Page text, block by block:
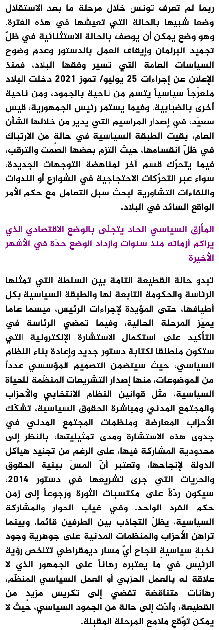
ربما لم تعرف تونس خلال مرحلة ما بعد الاستقلال
وضعا شبيها بالحالة التي تعيشها في هذه الفترة.
وهو وضع يمكن أن يوصف بالحالة الاستثنائية في ظلّ
تجميد البرلمان وإيقاف العمل بالدستور وعدم وضوح
السياسات العامة التي تسير وفقها البلاد، فمنذ
الإعلان عن إجراءات 25 يوليو/ تموز 2021 دخلت البلاد
منعرَجاً سياسياً يتسم من ناحية بالجمود، ومن ناحية
أخرى بالضبابية. وفيما يستمر رئيس الجمهورية، قيس
سعيّد، في إصدار المراسيم التي يدير من خلالها الشأن
العام، بقيت الطبقة السياسية في حالةٍ من الارتباك
في ظلّ انقسامها، حيث التزم بعضها الصمت والترقب،
فيما يتحرّك قسم آخر لمناهضة التوجهات الجديدة،
سواء عبر التحرّكات الاحتجاجية في الشوارع أو الندوات
واللقاءات التشاورية لبحث سبل التعامل مع حكم الأمر
الواقع السائد في البلاد.
المأزق السياسي الحاد يتجلّى بالوضع الاقتصادي الذي
يراكم أزماته منذ سنوات وازداد الوضع حدّة في الأشهر
الأخيرة
تبدو حالة القطيعة التامة بين السلطة التي تمثلها
الرئاسة والحكومة التابعة لها والطبقة السياسية بكل
أطيافها، حتى المؤيدة لإجراءات الرئيس، ميسما عاما
يميّز المرحلة الحالية، وفيما تمضي الرئاسة في
التأكيد على استكمال الاستشارة الإلكترونية التي
ستكون منطلقا لكتابة دستور جديد وإعادة بناء النظام
السياسي، حيث سيتضمن التصميم المؤسسي عدداً
من الموضوعات، منها إصدار التشريعات المنظّمة للحياة
السياسية، مثل قوانين النظام الانتخابي والأحزاب
والمجتمع المدني ومباشرة الحقوق السياسية، تشكّك
الأحزاب المعارضة ومنظمات المجتمع المدني في
جدوى هذه الاستشارة ومدى تمثيليتها، بالنظر إلى
محدودية المشاركة فيها، على الرغم من تجنيد هياكل
الدولة لإنجاحها، وتعتبر أنّ المسّ ببنية الحقوق
والحريات التي جرى تشريعها في دستور 2014،
سيكون ردّةً على مكتسبات الثورة ورجوعاً إلى زمن
حكم الفرد الواحد. وفي غياب الحوار والمشاركة
السياسية، يظلّ التجاذب بين الطرفين قائما. وبينما
تراهن الأحزاب والمنظمات المدنية على جوهرية وجود
نخبةٍ سياسيةٍ لنجاح أيّ مسار ديمقراطي تتلخص رؤية
الرئيس في ما يعتبره رهاناً على الجمهور الذي لا
علاقة له بالعمل الحزبي أو العمل السياسي المنظّم،
رهانات متناقضة تفضي إلى تكريس مزيدٍ من
القطيعة، وأدّت إلى حالة من الجمود السياسي، حيث لا
يمكن توّقع ملامح المرحلة المقبلة.